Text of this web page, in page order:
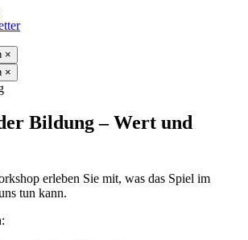
×
×
Bildung – Wert und
erleben Sie mit, was das Spiel im
tun kann.